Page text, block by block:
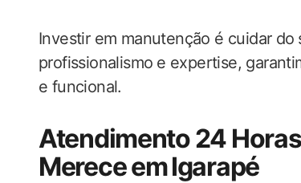
Investir em manutenção é ‌cuidar
profissionalismo ⁣e expertise,​
e funcional.
Atendimento 24
Merece em⁣ Igarapé